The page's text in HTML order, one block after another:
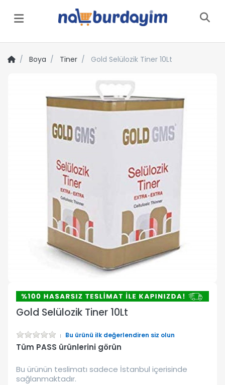
Menü
Boya Tiner Gold Selülozik Tiner 10Lt
Gold Selülozik Tiner 10Lt
Bu ürünü ilk değerlendiren siz olun
Tüm PASS ürünlerini görün
Bu ürünün teslimatı sadece İstanbul içerisinde
sağlanmaktadır.